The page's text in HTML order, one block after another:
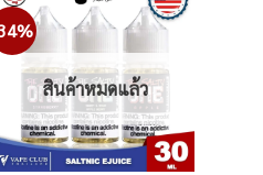
Add
to
wishlist
สินค้าหมดแล้ว